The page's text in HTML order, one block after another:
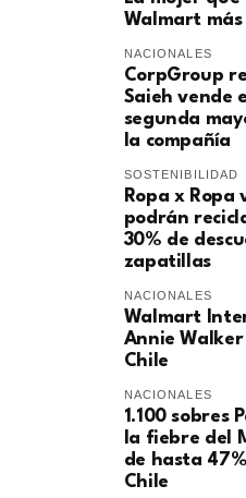
Walmart
NACIONALES
CorpGroup
Saieh vende
segunda
la compañía
SOSTENIBILIDAD
Ropa x Ropa
podrán
30% de
zapatillas
NACIONALES
Walmart
Annie Walker
Chile
NACIONALES
1.100 sobres
la fiebre del
de hasta
Chile